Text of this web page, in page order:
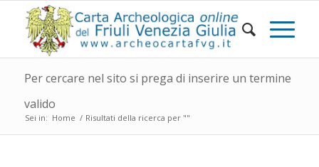
Per cercare nel sito si prega di inserire un termine
valido
Sei in: Home / Risultati della ricerca per ""